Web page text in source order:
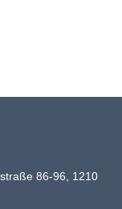
86-96, 1210